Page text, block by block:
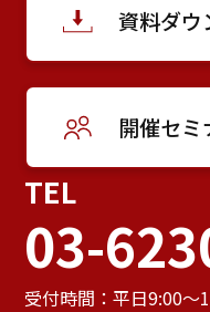
資料ダウ
開催セミ
TEL
03-
受付時間：平日9:00～